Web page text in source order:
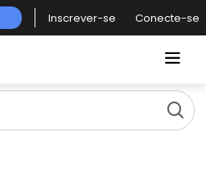
Inscrever-se Conecte-se